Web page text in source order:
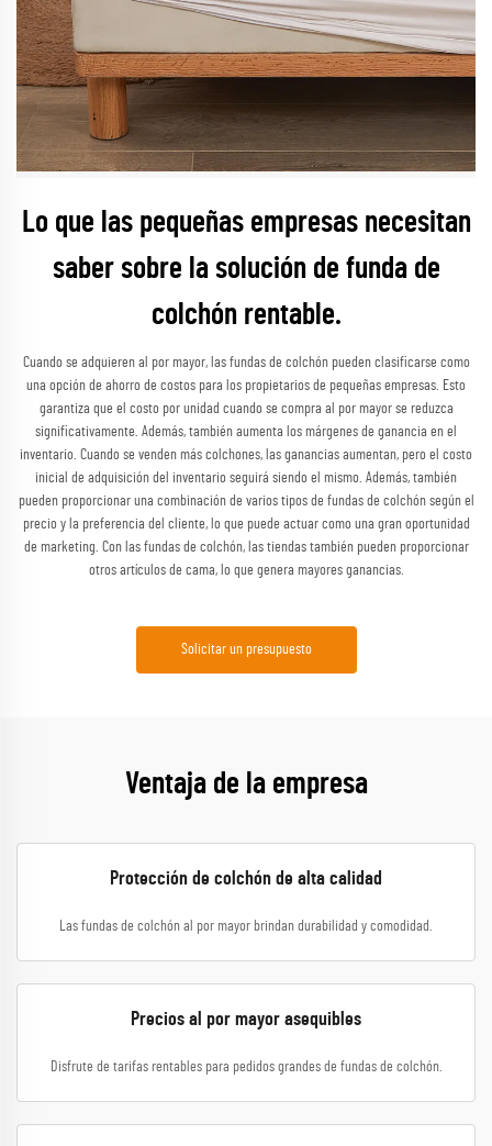
Lo que las pequeñas empresas necesitan
saber sobre la solución de funda de
colchón rentable.
Cuando se adquieren al por mayor, las fundas de colchón pueden clasificarse como
una opción de ahorro de costos para los propietarios de pequeñas empresas. Esto
garantiza que el costo por unidad cuando se compra al por mayor se reduzca
significativamente. Además, también aumenta los márgenes de ganancia en el
inventario. Cuando se venden más colchones, las ganancias aumentan, pero el costo
inicial de adquisición del inventario seguirá siendo el mismo. Además, también
pueden proporcionar una combinación de varios tipos de fundas de colchón según el
precio y la preferencia del cliente, lo que puede actuar como una gran oportunidad
de marketing. Con las fundas de colchón, las tiendas también pueden proporcionar
otros artículos de cama, lo que genera mayores ganancias.
Solicitar un presupuesto
Ventaja de la empresa
Protección de colchón de alta calidad
Las fundas de colchón al por mayor brindan durabilidad y comodidad.
Precios al por mayor asequibles
Disfrute de tarifas rentables para pedidos grandes de fundas de colchón.